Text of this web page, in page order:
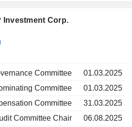
Investment Corp.
Committee
01.03.2025
Committee
01.03.2025
Committee
31.03.2025
Committee Chair
06.08.2025